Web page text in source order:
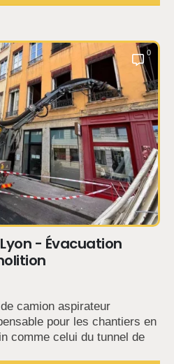
0
- Évacuation
camion aspirateur
pour les chantiers en
comme celui du tunnel de